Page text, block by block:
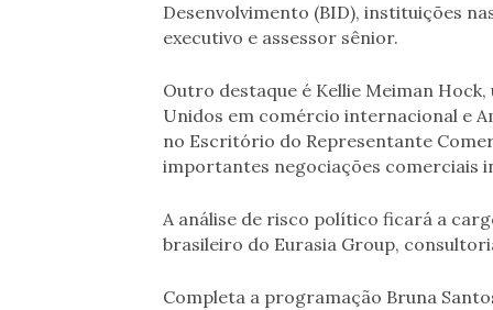
Desenvolvimento (BID), instituições
executivo e assessor sênior.
Outro destaque é Kellie Meiman
Unidos em comércio internacional e
no Escritório do Representante
importantes negociações comerciais
A análise de risco político ficará a
brasileiro do Eurasia Group,
Completa a programação Bruna